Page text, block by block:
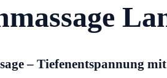
– Tiefenentspannung